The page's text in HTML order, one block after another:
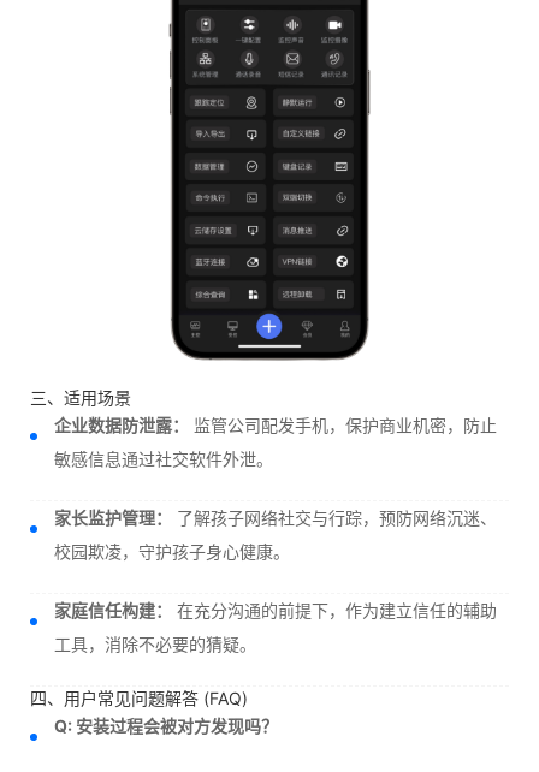
三、适用场景
企业数据防泄露：
监管公司配发手机，保护商业机密，防止
敏感信息通过社交软件外泄。
家长监护管理：
了解孩子网络社交与行踪，预防网络沉迷、
校园欺凌，守护孩子身心健康。
家庭信任构建：
在充分沟通的前提下，作为建立信任的辅助
工具，消除不必要的猜疑。
四、用户常见问题解答 (FAQ)
Q: 安装过程会被对方发现吗？